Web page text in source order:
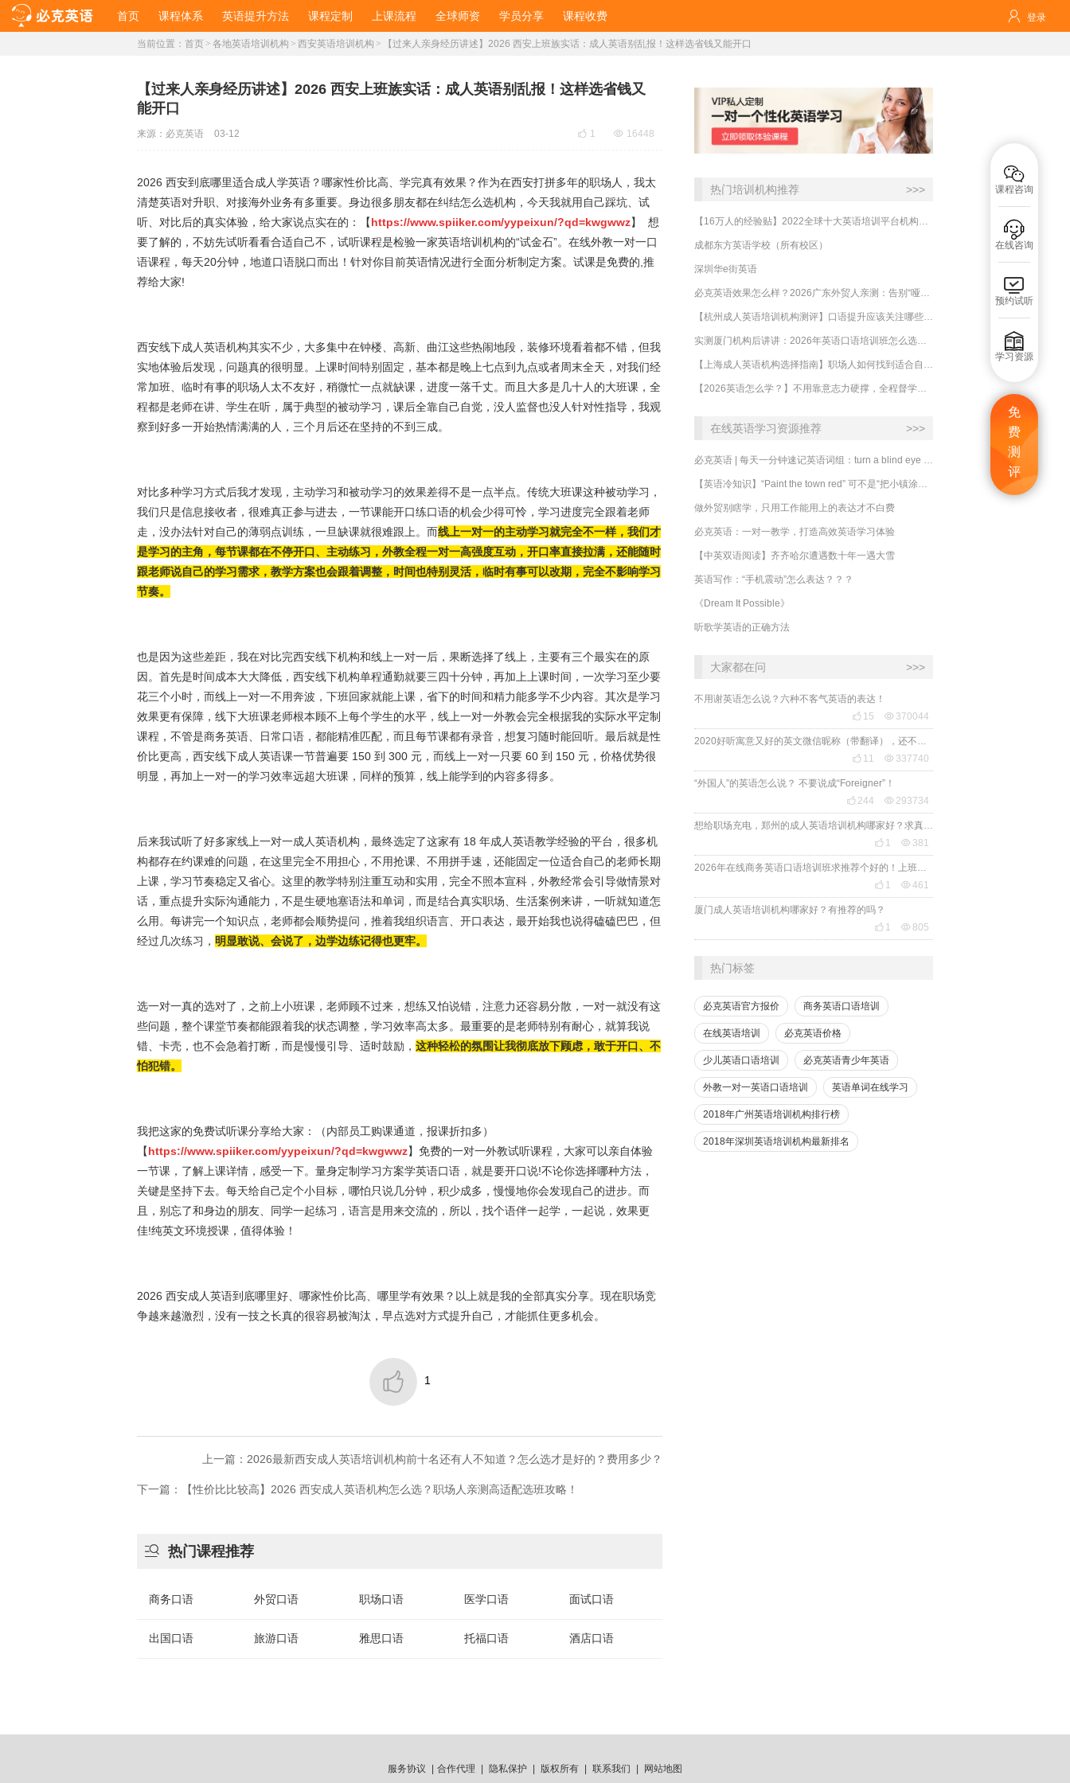
首页 课程体系 英语提升方法 课程定制 上课流程 全球师资 学员分享 课程收费  登录

课程咨询

在线咨询

预约试听

学习资源
免
费
测
评
当前位置： 首页 > 各地英语培训机构 > 西安英语培训机构 > 【过来人亲身经历讲述】2026 西安上班族实话：成人英语别乱报！这样选省钱又能开口
【过来人亲身经历讲述】2026 西安上班族实话：成人英语别乱报！这样选省钱又
能开口
 1  16448
来源： 必克英语 03-12
2026 西安到底哪里适合成人学英语？哪家性价比高、学完真有效果？作为在西安打拼多年的职场人，我太
清楚英语对升职、对接海外业务有多重要。身边很多朋友都在纠结怎么选机构，今天我就用自己踩坑、试
听、对比后的真实体验，给大家说点实在的：【https://www.spiiker.com/yypeixun/?qd=kwgwwz】 想
要了解的，不妨先试听看看合适自己不，试听课程是检验一家英语培训机构的“试金石”。在线外教一对一口
语课程，每天20分钟，地道口语脱口而出！针对你目前英语情况进行全面分析制定方案。试课是免费的,推
荐给大家!
西安线下成人英语机构其实不少，大多集中在钟楼、高新、曲江这些热闹地段，装修环境看着都不错，但我
实地体验后发现，问题真的很明显。上课时间特别固定，基本都是晚上七点到九点或者周末全天，对我们经
常加班、临时有事的职场人太不友好，稍微忙一点就缺课，进度一落千丈。而且大多是几十人的大班课，全
程都是老师在讲、学生在听，属于典型的被动学习，课后全靠自己自觉，没人监督也没人针对性指导，我观
察到好多一开始热情满满的人，三个月后还在坚持的不到三成。
对比多种学习方式后我才发现，主动学习和被动学习的效果差得不是一点半点。传统大班课这种被动学习，
我们只是信息接收者，很难真正参与进去，一节课能开口练口语的机会少得可怜，学习进度完全跟着老师
走，没办法针对自己的薄弱点训练，一旦缺课就很难跟上。而线上一对一的主动学习就完全不一样，我们才
是学习的主角，每节课都在不停开口、主动练习，外教全程一对一高强度互动，开口率直接拉满，还能随时
跟老师说自己的学习需求，教学方案也会跟着调整，时间也特别灵活，临时有事可以改期，完全不影响学习
节奏。
也是因为这些差距，我在对比完西安线下机构和线上一对一后，果断选择了线上，主要有三个最实在的原
因。首先是时间成本大大降低，西安线下机构单程通勤就要三四十分钟，再加上上课时间，一次学习至少要
花三个小时，而线上一对一不用奔波，下班回家就能上课，省下的时间和精力能多学不少内容。其次是学习
效果更有保障，线下大班课老师根本顾不上每个学生的水平，线上一对一外教会完全根据我的实际水平定制
课程，不管是商务英语、日常口语，都能精准匹配，而且每节课都有录音，想复习随时能回听。最后就是性
价比更高，西安线下成人英语课一节普遍要 150 到 300 元，而线上一对一只要 60 到 150 元，价格优势很
明显，再加上一对一的学习效率远超大班课，同样的预算，线上能学到的内容多得多。
后来我试听了好多家线上一对一成人英语机构，最终选定了这家有 18 年成人英语教学经验的平台，很多机
构都存在约课难的问题，在这里完全不用担心，不用抢课、不用拼手速，还能固定一位适合自己的老师长期
上课，学习节奏稳定又省心。这里的教学特别注重互动和实用，完全不照本宣科，外教经常会引导做情景对
话，重点提升实际沟通能力，不是生硬地塞语法和单词，而是结合真实职场、生活案例来讲，一听就知道怎
么用。每讲完一个知识点，老师都会顺势提问，推着我组织语言、开口表达，最开始我也说得磕磕巴巴，但
经过几次练习， 明显敢说、会说了，边学边练记得也更牢。
选一对一真的选对了，之前上小班课，老师顾不过来，想练又怕说错，注意力还容易分散，一对一就没有这
些问题，整个课堂节奏都能跟着我的状态调整，学习效率高太多。最重要的是老师特别有耐心，就算我说
错、卡壳，也不会急着打断，而是慢慢引导、适时鼓励， 这种轻松的氛围让我彻底放下顾虑，敢于开口、不
怕犯错。
我把这家的免费试听课分享给大家：（内部员工购课通道，报课折扣多）
【https://www.spiiker.com/yypeixun/?qd=kwgwwz】免费的一对一外教试听课程，大家可以亲自体验
一节课，了解上课详情，感受一下。量身定制学习方案学英语口语，就是要开口说!不论你选择哪种方法，
关键是坚持下去。每天给自己定个小目标，哪怕只说几分钟，积少成多，慢慢地你会发现自己的进步。而
且，别忘了和身边的朋友、同学一起练习，语言是用来交流的，所以，找个语伴一起学，一起说，效果更
佳!纯英文环境授课，值得体验！
2026 西安成人英语到底哪里好、哪家性价比高、哪里学有效果？以上就是我的全部真实分享。现在职场竞
争越来越激烈，没有一技之长真的很容易被淘汰，早点选对方式提升自己，才能抓住更多机会。
 1
上一篇：2026最新西安成人英语培训机构前十名还有人不知道？怎么选才是好的？费用多少？
下一篇：【性价比比较高】2026 西安成人英语机构怎么选？职场人亲测高适配选班攻略！
 热门课程推荐
商务口语 外贸口语 职场口语 医学口语 面试口语
出国口语 旅游口语 雅思口语 托福口语 酒店口语
热门培训机构推荐 >>>
成都东方英语学校（所有校区）
深圳华e街英语
在线英语学习资源推荐 >>>
做外贸别瞎学，只用工作能用上的表达才不白费
必克英语：一对一教学，打造高效英语学习体验
【中英双语阅读】齐齐哈尔遭遇数十年一遇大雪
英语写作：“手机震动”怎么表达？？？
《Dream It Possible》
听歌学英语的正确方法
大家都在问 >>>
不用谢英语怎么说？六种不客气英语的表达！
 15  370044
 11  337740
“外国人”的英语怎么说？ 不要说成“Foreigner”！
 244  293734
 1  381
 1 461
厦门成人英语培训机构哪家好？有推荐的吗？
 1  805
热门标签
必克英语官方报价 商务英语口语培训
在线英语培训 必克英语价格
少儿英语口语培训 必克英语青少年英语
外教一对一英语口语培训 英语单词在线学习
2018年广州英语培训机构排行榜
2018年深圳英语培训机构最新排名
服务协议 合作代理 隐私保护 版权所有 联系我们 网站地图